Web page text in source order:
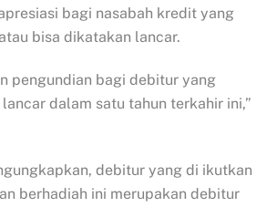
bagi nasabah kredit yang
bisa dikatakan lancar.
pengundian bagi debitur yang
dalam satu tahun terkahir ini,”
debitur yang di ikutkan
berhadiah ini merupakan debitur